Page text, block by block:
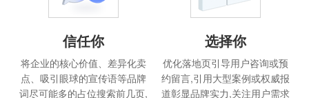
信任你
将企业的核心价值、差异化卖
点、吸引眼球的宣传语等品牌
词尽可能多的占位搜索前几页,
选择你
优化落地页引导用户咨询或预
约留言,引用大型案例或权威报
道彰显品牌实力,关注用户需求